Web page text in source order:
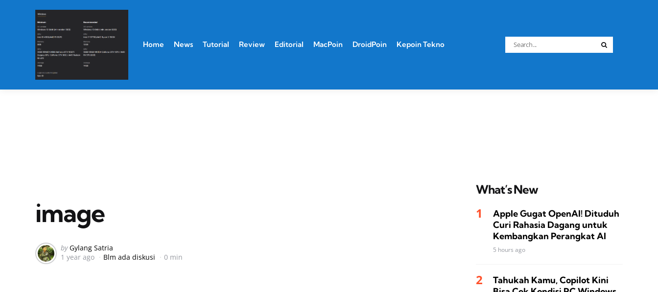
Home News Tutorial Review Editorial MacPoin DroidPoin Kepoin Tekno
Search
for:
image
Posted
by
by Gylang Satria
1 year ago
Blm ada diskusi 0 min
What’s New
Apple Gugat OpenAI! Dituduh
Curi Rahasia Dagang untuk
Kembangkan Perangkat AI
5 hours ago
Tahukah Kamu, Copilot Kini